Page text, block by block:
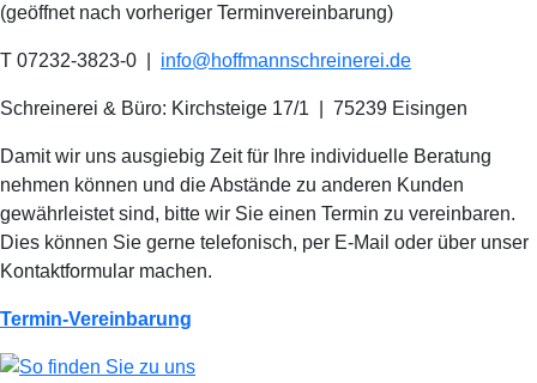
(geöffnet nach vorheriger Terminvereinbarung)
T 07232-3823-0 info@hoffmannschreinerei.de
Schreinerei & Büro: Kirchsteige 17/1 75239 Eisingen
Damit wir uns ausgiebig Zeit für Ihre individuelle Beratung
nehmen können und die Abstände zu anderen Kunden
gewährleistet sind, bitte wir Sie einen Termin zu vereinbaren.
Dies können Sie gerne telefonisch, per E-Mail oder über unser
Kontaktformular machen.
Termin-Vereinbarung